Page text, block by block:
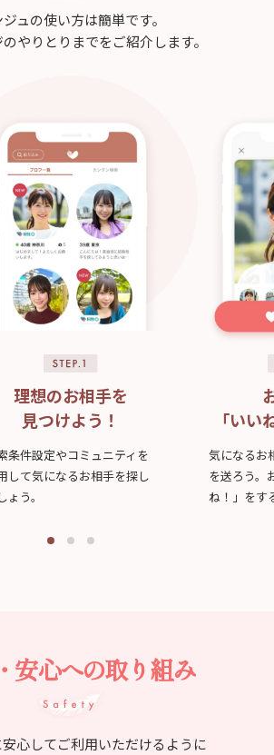
ジュの使い方は簡単です。
やりとりまでをご紹介します。
理想のお相手を
見つけよう！
条件設定やコミュニティを
して気になるお相手を探し
ょう。
「い
気になるお
を送ろう。
ね！」をす
安心への取り組み
心してご利用いただけるように